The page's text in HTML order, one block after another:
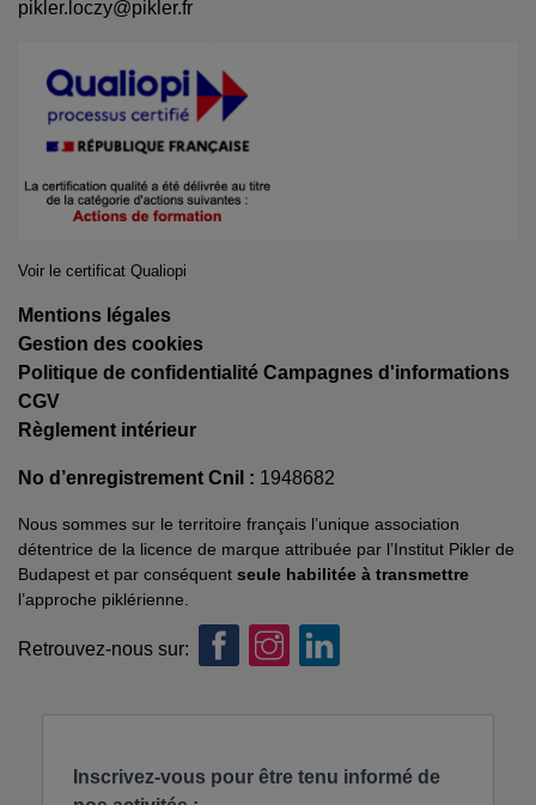
pikler.loczy@pikler.fr
Voir le certificat Qualiopi
Mentions légales
Gestion des cookies
Politique de confidentialité Campagnes d'informations
CGV
Règlement intérieur
No d’enregistrement Cnil : 1948682
Nous sommes sur le territoire français l’unique association
détentrice de la licence de marque attribuée par l’Institut Pikler de
Budapest et par conséquent seule habilitée à transmettre
l’approche piklérienne.
Retrouvez-nous sur: